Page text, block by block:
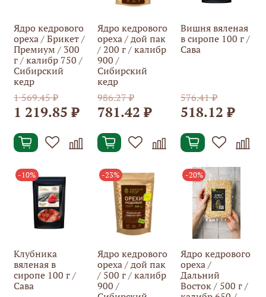
Ядро кедрового
ореха / Брикет /
Премиум / 300
г / калибр 750 /
Сибирский
кедр
1 569.45 ₽
1 219.85 ₽
Ядро кедрового
ореха / дой пак
/ 200 г / калибр
900 /
Сибирский
кедр
986.27 ₽
781.42 ₽
Вишня вяленая
в сиропе 100 г /
Сава
576.41 ₽
518.12 ₽
-10%
Клубника
вяленая в
сиропе 100 г /
Сава
-23%
Ядро кедрового
ореха / дой пак
/ 500 г / калибр
900 /
-20%
Ядро кедрового
ореха /
Дальний
Восток / 500 г /